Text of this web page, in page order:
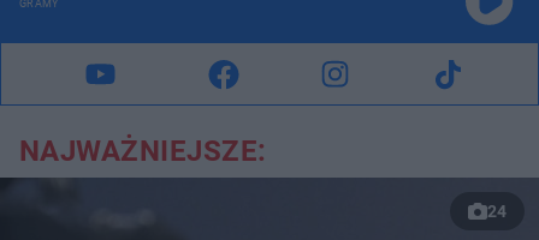
GRAMY
NAJWAŻNIEJSZE:
24